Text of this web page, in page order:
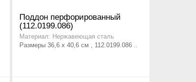
Поддон перфорированный
(112.0199.086)
Материал: Нержавеющая сталь
Размеры 36,6 x 40,6 см , 112.0199.086 ..